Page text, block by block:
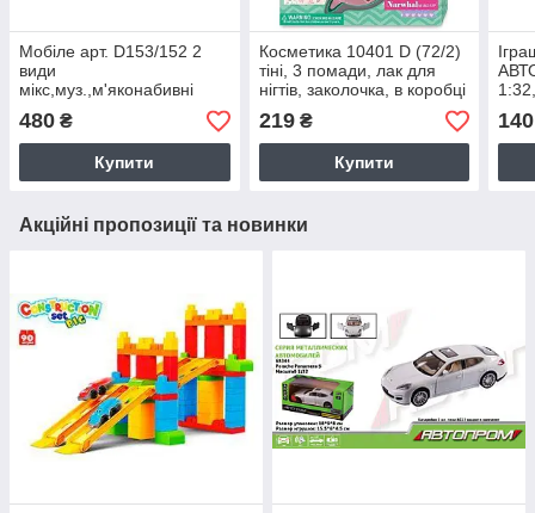
Мобіле арт. D153/152 2
види
мікс,муз.,м'яконабивні
іграшки,
короб.38*28,5*7,5см
480 ₴
Купити
Косметика 10401 D (72/2)
тіні, 3 помади, лак для
нігтів, заколочка, в коробці
219₴
Купити
140
Акційні пропозиції та новинки